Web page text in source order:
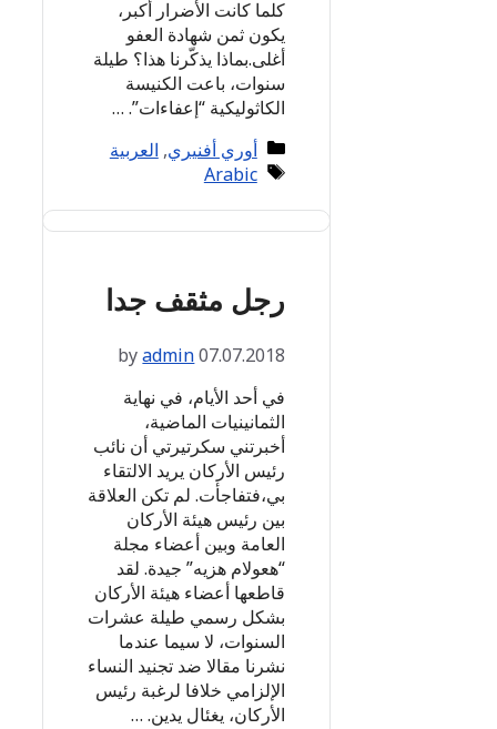
كلما كانت الأضرار أكبر،
يكون ثمن شهادة العفو
أغلى.بماذا يذكّرنا هذا؟ طيلة
سنوات، باعت الكنيسة
الكاثوليكية “إعفاءات”. …
Categories
أوري أفنيري, العربية
Tags
Arabic
رجل مثقف جدا
07.07.2018
byadmin
في أحد الأيام، في نهاية
الثمانينيات الماضية،
أخبرتني سكرتيرتي أن نائب
رئيس الأركان يريد الالتقاء
بي،فتفاجأت. لم تكن العلاقة
بين رئيس هيئة الأركان
العامة وبين أعضاء مجلة
“هعولام هزيه” جيدة. لقد
قاطعها أعضاء هيئة الأركان
بشكل رسمي طيلة عشرات
السنوات، لا سيما عندما
نشرنا مقالا ضد تجنيد النساء
الإلزامي خلافا لرغبة رئيس
الأركان، يغئال يدين. …